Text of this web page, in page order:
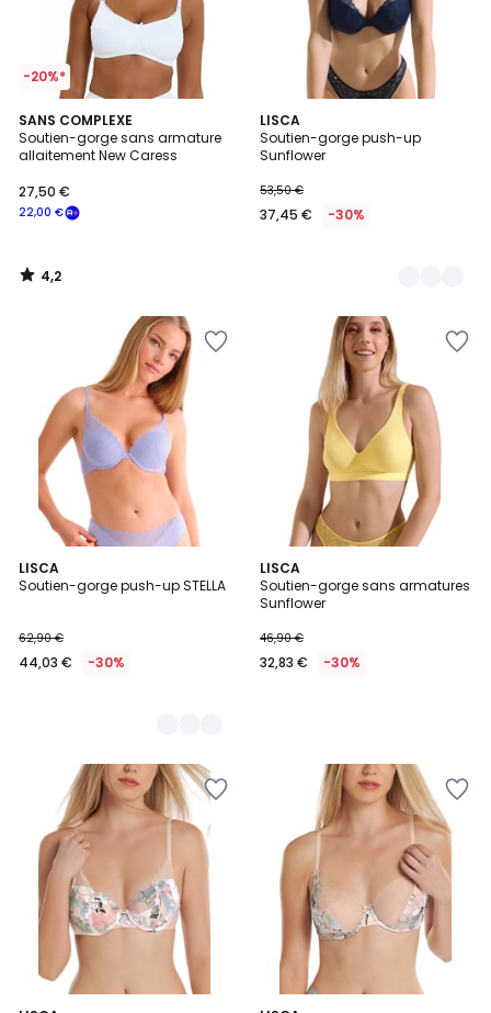
-20%*
SANS COMPLEXE
Soutien-gorge sans armature
allaitement New Caress
22,00 €
27,50 €
4,2
/ 5
4,2
/
LISCA
Soutien-gorge push-up
Sunflower
53,50 €
37,45 € -30%
2
Couleurs
LISCA
Soutien-gorge push-up STELLA
62,90 €
44,03 € -30%
2
Couleurs
LISCA
Soutien-gorge sans armatures
Sunflower
46,90 €
32,83 € -30%